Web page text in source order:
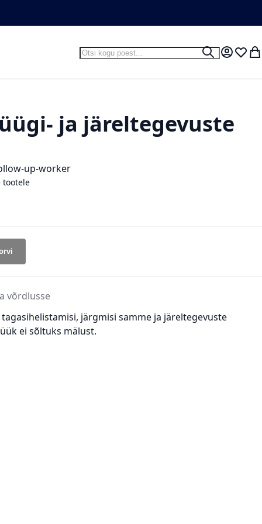
Otsi
OtsiMinu
ja järeltegevuste
up-worker
tootele
võrdlusse
järgmisi samme ja järeltegevuste
ei sõltuks mälust.